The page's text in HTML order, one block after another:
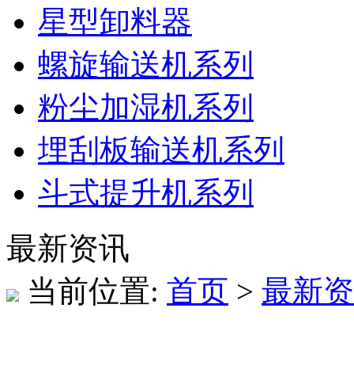
星型卸料器
螺旋输送机系列
粉尘加湿机系列
埋刮板输送机系列
斗式提升机系列
最新资讯
当前位置: 首页 > 最新